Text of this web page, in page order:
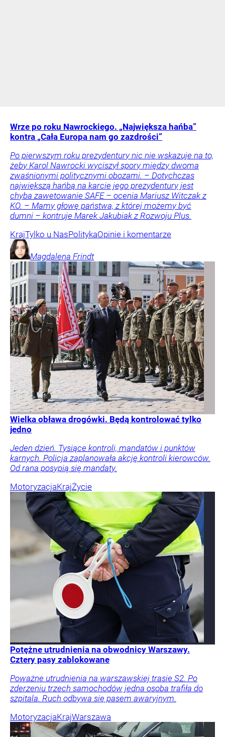
Wrze po roku Nawrockiego. „Największa hańba”
kontra „Cała Europa nam go zazdrości”
Po pierwszym roku prezydentury nic nie wskazuje na to,
żeby Karol Nawrocki wyciszył spory między dwoma
zwaśnionymi politycznymi obozami. – Dotychczas
największą hańbą na karcie jego prezydentury jest
chyba zawetowanie SAFE – ocenia Mariusz Witczak z
KO. – Mamy głowę państwa, z której możemy być
dumni – kontruje Marek Jakubiak z Rozwoju Plus.
KrajTylko u NasPolitykaOpinie i komentarze
Magdalena Frindt
Wielka obława drogówki. Będą kontrolować tylko
jedno
Jeden dzień. Tysiące kontroli, mandatów i punktów
karnych. Policja zaplanowała akcję kontroli kierowców.
Od rana posypią się mandaty.
MotoryzacjaKrajŻycie
Potężne utrudnienia na obwodnicy Warszawy.
Cztery pasy zablokowane
Poważne utrudnienia na warszawskiej trasie S2. Po
zderzeniu trzech samochodów jedna osoba trafiła do
szpitala. Ruch odbywa się pasem awaryjnym.
MotoryzacjaKrajWarszawa